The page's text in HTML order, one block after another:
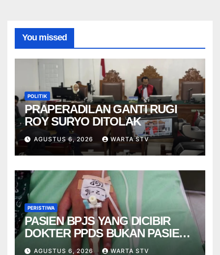
You missed
POLITIK
PRAPERADILAN GANTI RUGI
ROY SURYO DITOLAK
AGUSTUS 6, 2026 WARTA STV
PERISTIWA
PASIEN BPJS YANG DICIBIR
DOKTER PPDS BUKAN PASIEN
RSUP DR. SARDJITO
AGUSTUS 6, 2026 WARTA STV